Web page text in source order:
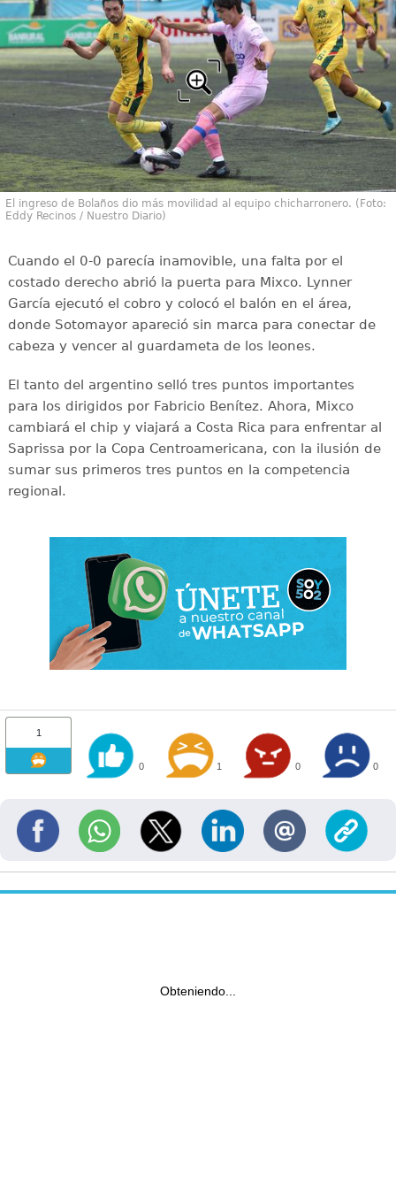
El ingreso de Bolaños dio más movilidad al equipo chicharronero. (Foto:
Eddy Recinos / Nuestro Diario)
Cuando el 0-0 parecía inamovible, una falta por el
costado derecho abrió la puerta para Mixco. Lynner
García ejecutó el cobro y colocó el balón en el área,
donde Sotomayor apareció sin marca para conectar de
cabeza y vencer al guardameta de los leones.
El tanto del argentino selló tres puntos importantes
para los dirigidos por Fabricio Benítez. Ahora, Mixco
cambiará el chip y viajará a Costa Rica para enfrentar al
Saprissa por la Copa Centroamericana, con la ilusión de
sumar sus primeros tres puntos en la competencia
regional.
1
0 1 0 0
Obteniendo...